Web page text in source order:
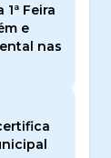
Feira
e
nas